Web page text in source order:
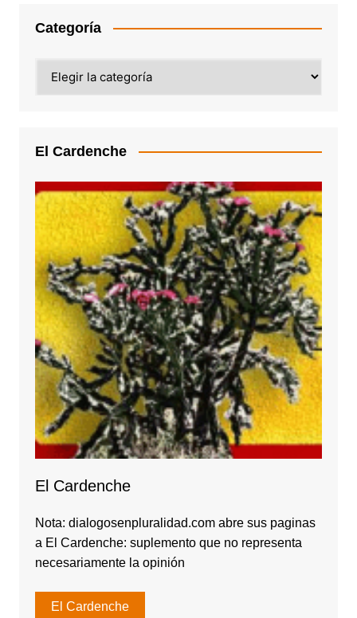
Categoría
El Cardenche
El Cardenche
Nota: dialogosenpluralidad.com abre sus paginas
a El Cardenche: suplemento que no representa
necesariamente la opinión
El Cardenche